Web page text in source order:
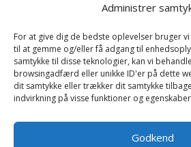
Administrer
For at give dig de bedste oplevelser bruger
til at gemme og/eller få adgang til
samtykke til disse teknologier, kan vi
browsingadfærd eller unikke ID'er på dette
dit samtykke eller trækker dit samtykke
indvirkning på visse funktioner og
Godkend
Relaterede varer